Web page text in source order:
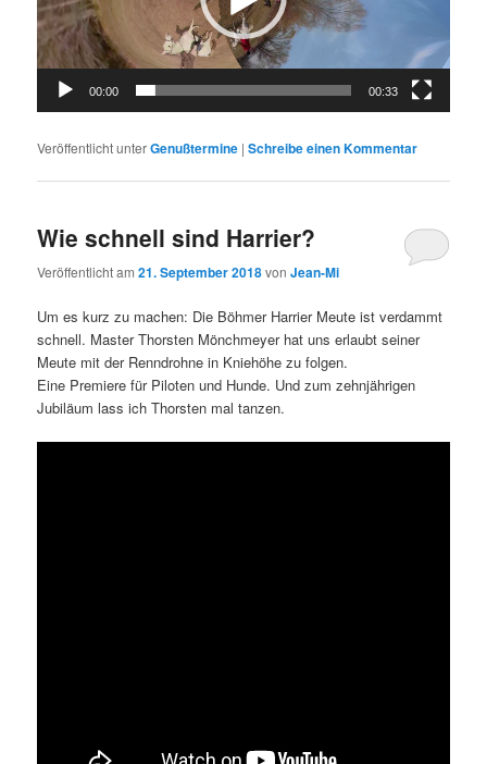
00:00 00:33
Veröffentlicht unterGenußtermine |Schreibe einen Kommentar
Wie schnell sind Harrier?
Veröffentlicht am21. September 2018vonJean-Mi
Um es kurz zu machen: Die Böhmer Harrier Meute ist verdammt
schnell. Master Thorsten Mönchmeyer hat uns erlaubt seiner
Meute mit der Renndrohne in Kniehöhe zu folgen.
Eine Premiere für Piloten und Hunde. Und zum zehnjährigen
Jubiläum lass ich Thorsten mal tanzen.